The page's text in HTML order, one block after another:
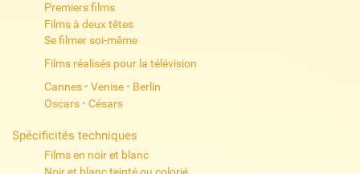
Premiers films
Films à deux têtes
Se filmer soi-même
Films réalisés pour la télévision
Cannes • Venise • Berlin
Oscars • Césars
Spécificités techniques
Films en noir et blanc